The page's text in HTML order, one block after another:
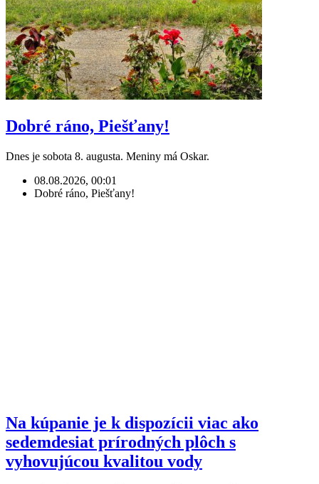
Dobré ráno, Piešťany!
Dnes je sobota 8. augusta. Meniny má Oskar.
08.08.2026, 00:01
Dobré ráno, Piešťany!
Na kúpanie je k dispozícii viac ako
sedemdesiat prírodných plôch s
vyhovujúcou kvalitou vody